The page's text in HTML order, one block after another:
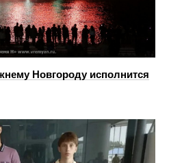
Новгороду исполнится